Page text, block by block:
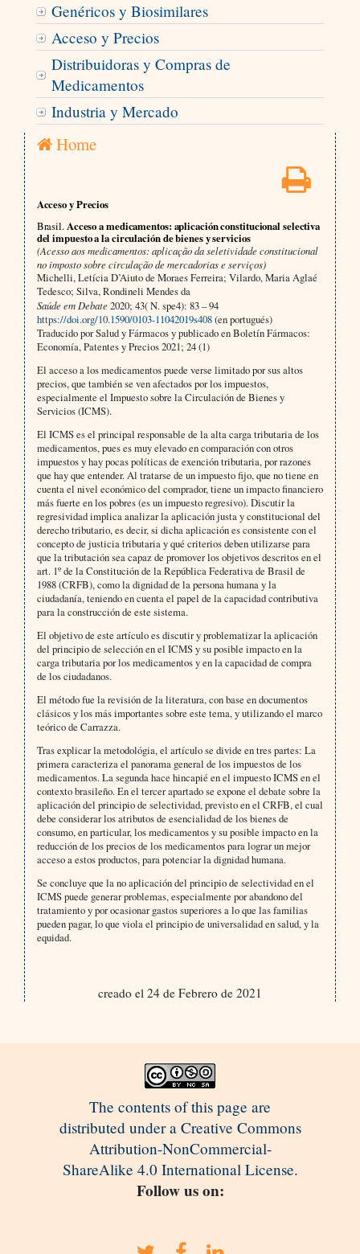
Genéricos y Biosimilares
Acceso y Precios
Distribuidoras y Compras de
Medicamentos
Industria y Mercado
Home
Acceso y Precios
Brasil.Acceso a medicamentos: aplicación constitucional selectiva
del impuesto a la circulación de bienes y servicios
(Acesso aos medicamentos: aplicação da seletividade constitucional
no imposto sobre circulação de mercadorias e serviços)
Michelli, Letícia D’Aiuto de Moraes Ferreira; Vilardo, Maria Aglaé
Tedesco; Silva, Rondineli Mendes da
Saúde em Debate2020; 43( N. spe4): 83 – 94
https://doi.org/10.1590/0103-11042019s408(en portugués)
Traducido por Salud y Fármacos y publicado en Boletín Fármacos:
Economía, Patentes y Precios 2021; 24 (1)
El acceso a los medicamentos puede verse limitado por sus altos
precios, que también se ven afectados por los impuestos,
especialmente el Impuesto sobre la Circulación de Bienes y
Servicios (ICMS).
El ICMS es el principal responsable de la alta carga tributaria de los
medicamentos, pues es muy elevado en comparación con otros
impuestos y hay pocas políticas de exención tributaria, por razones
que hay que entender. Al tratarse de un impuesto fijo, que no tiene en
cuenta el nivel económico del comprador, tiene un impacto financiero
más fuerte en los pobres (es un impuesto regresivo). Discutir la
regresividad implica analizar la aplicación justa y constitucional del
derecho tributario, es decir, si dicha aplicación es consistente con el
concepto de justicia tributaria y qué criterios deben utilizarse para
que la tributación sea capaz de promover los objetivos descritos en el
art. 1º de la Constitución de la República Federativa de Brasil de
1988 (CRFB), como la dignidad de la persona humana y la
ciudadanía, teniendo en cuenta el papel de la capacidad contributiva
para la construcción de este sistema.
El objetivo de este artículo es discutir y problematizar la aplicación
del principio de selección en el ICMS y su posible impacto en la
carga tributaria por los medicamentos y en la capacidad de compra
de los ciudadanos.
El método fue la revisión de la literatura, con base en documentos
clásicos y los más importantes sobre este tema, y utilizando el marco
teórico de Carrazza.
Tras explicar la metodológia, el artículo se divide en tres partes: La
primera caracteriza el panorama general de los impuestos de los
medicamentos. La segunda hace hincapié en el impuesto ICMS en el
contexto brasileño. En el tercer apartado se expone el debate sobre la
aplicación del principio de selectividad, previsto en el CRFB, el cual
debe considerar los atributos de esencialidad de los bienes de
consumo, en particular, los medicamentos y su posible impacto en la
reducción de los precios de los medicamentos para lograr un mejor
acceso a estos productos, para potenciar la dignidad humana.
Se concluye que la no aplicación del principio de selectividad en el
ICMS puede generar problemas, especialmente por abandono del
tratamiento y por ocasionar gastos superiores a lo que las familias
pueden pagar, lo que viola el principio de universalidad en salud, y la
equidad.
creado el 24 de Febrero de 2021
The contents of this page are
distributed under a Creative Commons
Attribution-NonCommercial-
ShareAlike 4.0 International License.
Follow us on: